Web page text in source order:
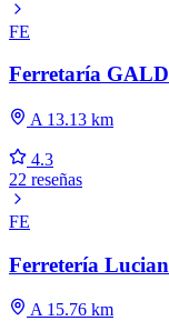
FE
Ferretaría
A 13.13 km
4.3
22 reseñas
FE
Ferretería
A 15.76 km